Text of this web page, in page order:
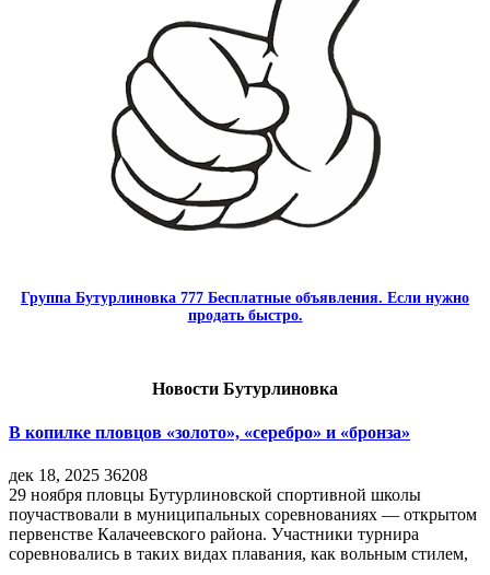
Группа Бутурлиновка 777 Бесплатные объявления. Если нужно
продать быстро.
Новости Бутурлиновка
В копилке пловцов «золото», «серебро» и «бронза»
дек 18, 2025 36208
29 ноября пловцы Бутурлиновской спортивной школы
поучаствовали в муниципальных соревнованиях — открытом
первенстве Калачеевского района. Участники турнира
соревновались в таких видах плавания, как вольным стилем,